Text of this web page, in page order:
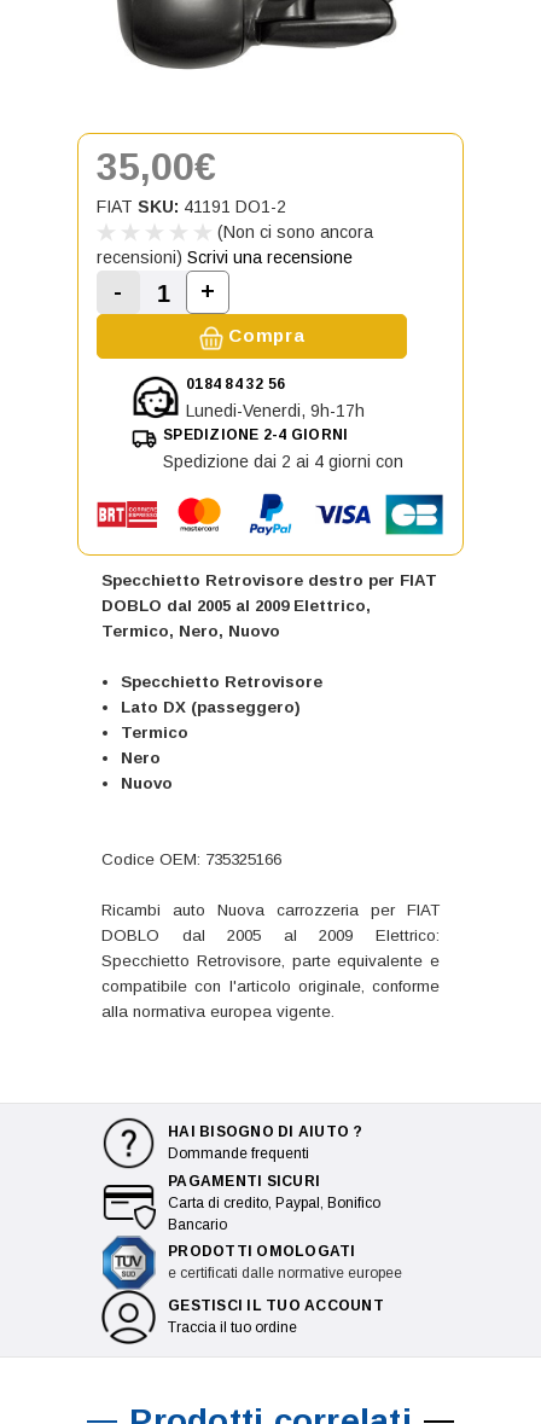
Specchietto Retrovisore destro per FIAT
DOBLO dal 2005 al 2009 Elettrico,
Termico, Nero, Nuovo
Specchietto Retrovisore
Lato DX (passeggero)
Termico
Nero
Nuovo
Codice OEM: 735325166
Ricambi auto Nuova carrozzeria per FIAT
DOBLO dal 2005 al 2009 Elettrico:
Specchietto Retrovisore, parte equivalente e
compatibile con l'articolo originale, conforme
alla normativa europea vigente.
35,00€
FIAT SKU: 41191 DO1-2
(Non ci sono ancora
recensioni) Scrivi una recensione
Diminuisci la quantità di Specchietto
-
Aumenta la quantità di
+
Compra
0184 84 32 56
Lunedi-Venerdi, 9h-17h
SPEDIZIONE 2-4 GIORNI
Spedizione dai 2 ai 4 giorni con
HAI BISOGNO DI AIUTO ?
Dommande frequenti
PAGAMENTI SICURI
Carta di credito, Paypal, Bonifico
Bancario
PRODOTTI OMOLOGATI
e certificati dalle normative europee
GESTISCI IL TUO ACCOUNT
Traccia il tuo ordine